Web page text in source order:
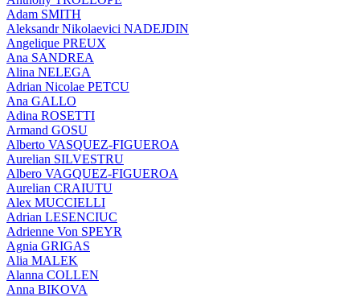
Adam SMITH
Aleksandr Nikolaevici NADEJDIN
Angelique PREUX
Ana SANDREA
Alina NELEGA
Adrian Nicolae PETCU
Ana GALLO
Adina ROSETTI
Armand GOSU
Alberto VASQUEZ-FIGUEROA
Aurelian SILVESTRU
Albero VAGQUEZ-FIGUEROA
Aurelian CRAIUTU
Alex MUCCIELLI
Adrian LESENCIUC
Adrienne Von SPEYR
Agnia GRIGAS
Alia MALEK
Alanna COLLEN
Anna BIKOVA